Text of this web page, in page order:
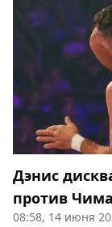
Дэнис
против
08:58, 14 июня